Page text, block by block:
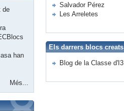
de
han
Més...
Salvador Pérez
Les Arreletes
Els darrers blocs creats
Blog de la Classe d'I3